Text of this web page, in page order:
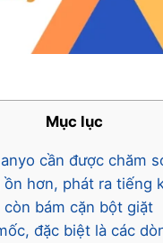
Mục lục
cần được chăm
hơn, phát ra tiếng
còn bám cặn bột giặt
đặc biệt là các